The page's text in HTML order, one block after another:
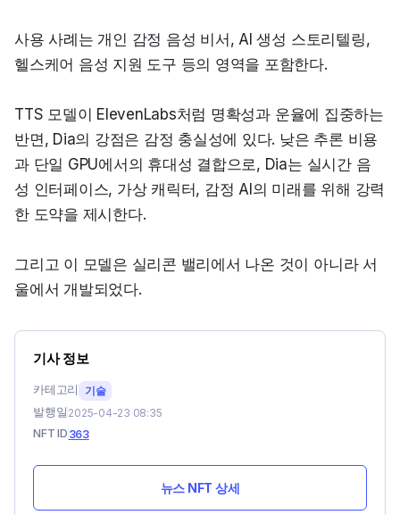
사용 사례는 개인 감정 음성 비서, AI 생성 스토리텔링,
헬스케어 음성 지원 도구 등의 영역을 포함한다.
TTS 모델이 ElevenLabs처럼 명확성과 운율에 집중하는
반면, Dia의 강점은 감정 충실성에 있다. 낮은 추론 비용
과 단일 GPU에서의 휴대성 결합으로, Dia는 실시간 음
성 인터페이스, 가상 캐릭터, 감정 AI의 미래를 위해 강력
한 도약을 제시한다.
그리고 이 모델은 실리콘 밸리에서 나온 것이 아니라 서
울에서 개발되었다.
기사 정보
카테고리 기술
발행일 2025-04-23 08:35
NFT ID 363
뉴스 NFT 상세